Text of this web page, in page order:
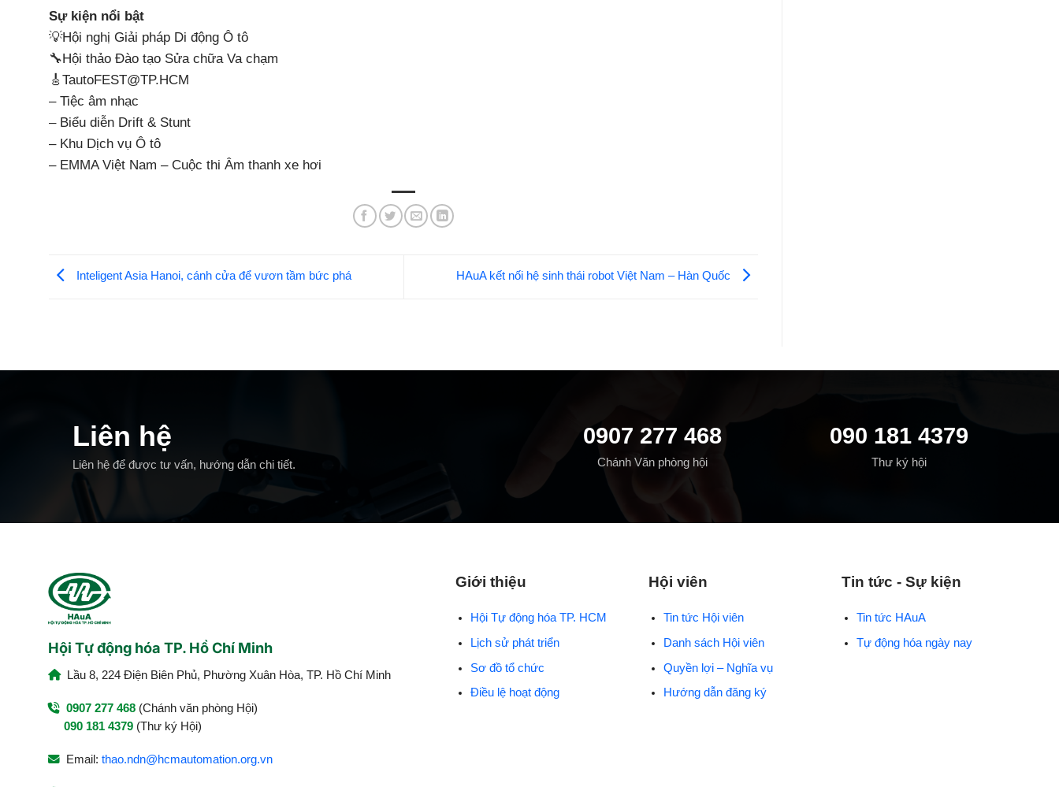
Sự kiện nổi bật
💡Hội nghị Giải pháp Di động Ô tô
🔧Hội thảo Đào tạo Sửa chữa Va chạm
🎸TautoFEST@TP.HCM
– Tiệc âm nhạc
– Biểu diễn Drift & Stunt
– Khu Dịch vụ Ô tô
– EMMA Việt Nam – Cuộc thi Âm thanh xe hơi
Inteligent Asia Hanoi, cánh cửa để vươn tầm bức phá HAuA kết nối hệ sinh thái robot Việt Nam – Hàn Quốc
Liên hệ
Liên hệ để được tư vấn, hướng dẫn chi tiết.
0907 277 468
Chánh Văn phòng hội
090 181 4379
Thư ký hội
Hội Tự động hóa TP. Hồ Chí Minh
Lầu 8, 224 Điện Biên Phủ, Phường Xuân Hòa, TP. Hồ Chí Minh
0907 277 468 (Chánh văn phòng Hội)
090 181 4379(Thư ký Hội)
Email: thao.ndn@hcmautomation.org.vn
Giới thiệu
Hội Tự động hóa TP. HCM
Lịch sử phát triển
Sơ đồ tổ chức
Điều lệ hoạt động
Hội viên
Tin tức Hội viên
Danh sách Hội viên
Quyền lợi – Nghĩa vụ
Hướng dẫn đăng ký
Tin tức - Sự kiện
Tin tức HAuA
Tự động hóa ngày nay